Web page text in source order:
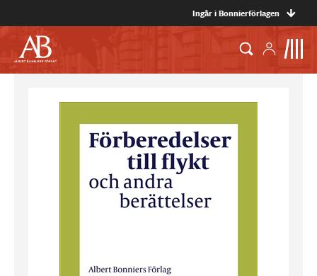
Ingår i Bonnierförlagen